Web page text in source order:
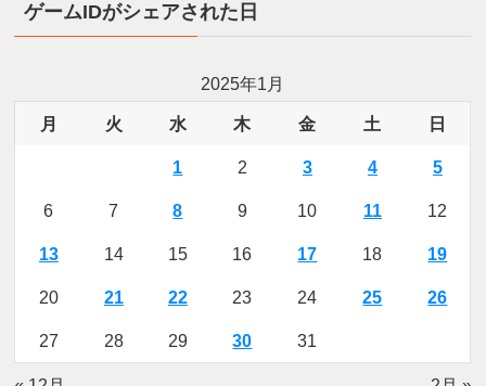
ゲームIDがシェアされた日
2025年1月
月 火 水 木 金 土 日
1 2 3 4 5
6 7 8 9 10 11 12
13 14 15 16 17 18 19
20 21 22 23 24 25 26
27 28 29 30 31